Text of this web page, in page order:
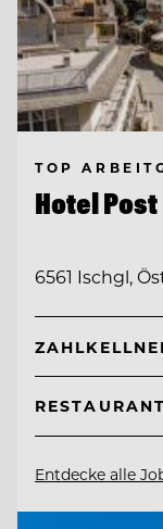
TOP
Hotel
6561 Ischgl,
Entdecke alle